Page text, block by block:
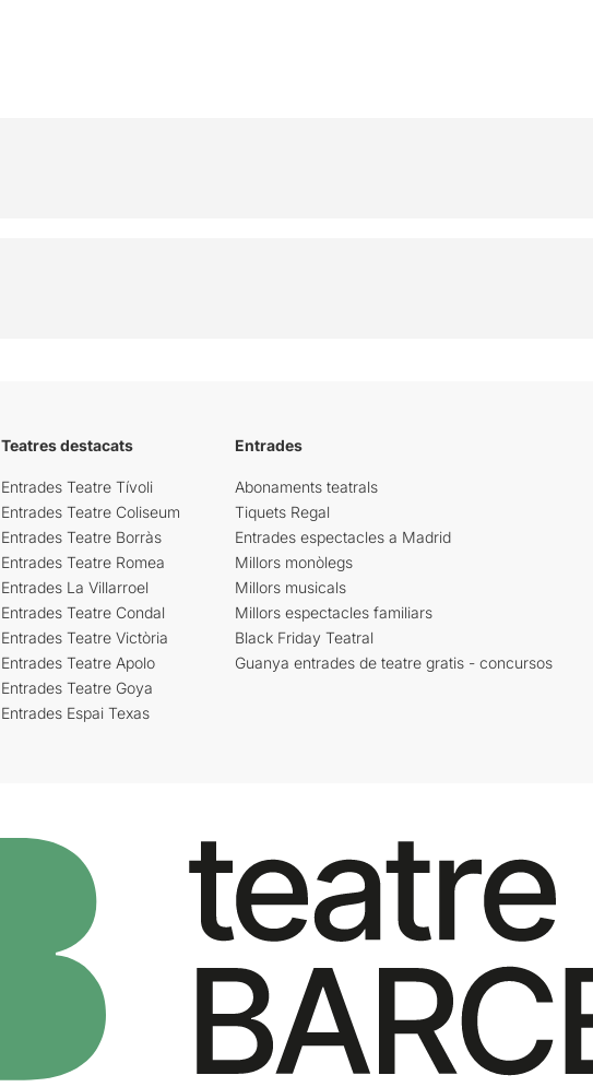
Teatres destacats
Entrades Teatre Tívoli
Entrades Teatre Coliseum
Entrades Teatre Borràs
Entrades Teatre Romea
Entrades La Villarroel
Entrades Teatre Condal
Entrades Teatre Victòria
Entrades Teatre Apolo
Entrades Teatre Goya
Entrades Espai Texas
Entrades
Abonaments teatrals
Tiquets Regal
Entrades espectacles a Madrid
Millors monòlegs
Millors musicals
Millors espectacles familiars
Black Friday Teatral
Guanya entrades de teatre gratis - concursos